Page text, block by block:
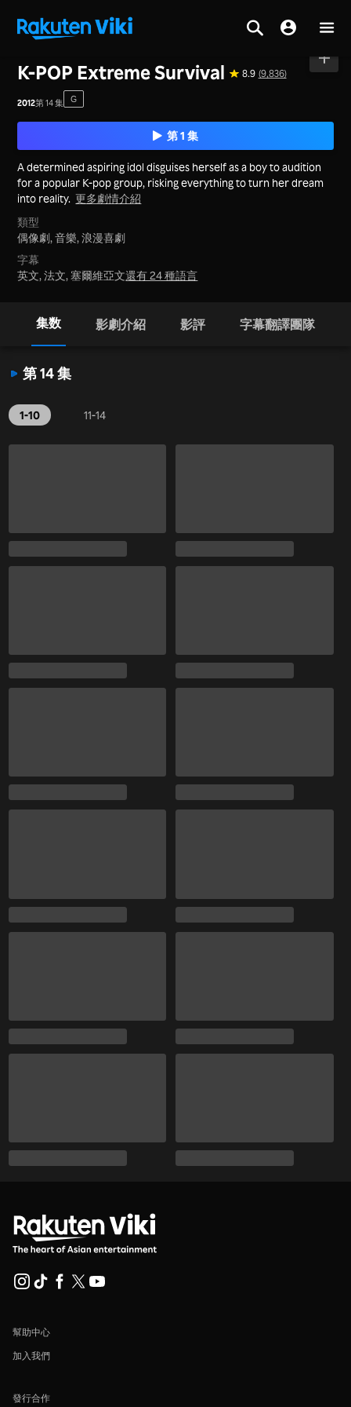
K-POP Extreme Survival 8.9 (9,836)
2012第 14 集 G
第 1 集
A determined aspiring idol disguises herself as a boy to audition
for a popular K-pop group, risking everything to turn her dream
into reality. 更多劇情介紹
類型
偶像劇,音樂,浪漫喜劇
字幕
英文, 法文, 塞爾維亞文還有 24 種語言
集数 影劇介紹 影評 字幕翻譯團隊
第 14 集
1-10 11-14
幫助中心
加入我們
發行合作